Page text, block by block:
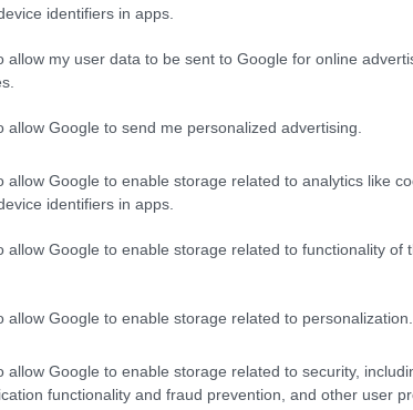
identifiers in apps.
allow my user data to be sent to Google for online
allow Google to send me personalized advertising.
allow Google to enable storage related to analytics like
identifiers in apps.
allow Google to enable storage related to functionality of
allow Google to enable storage related to personalization.
allow Google to enable storage related to security,
functionality and fraud prevention, and other user
az elsők között legyen a Google-
Link másolása Email küldés
#FTC #BAJNOKOK LIGÁJA
#BL-SELEJTEZŐ